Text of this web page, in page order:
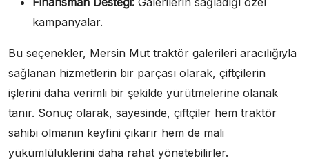
kampanyalar.
Bu seçenekler, Mersin Mut traktör galerileri aracılığıyla
sağlanan hizmetlerin bir parçası olarak, çiftçilerin
işlerini daha verimli bir şekilde yürütmelerine olanak
tanır. Sonuç olarak, sayesinde, çiftçiler hem traktör
sahibi olmanın keyfini çıkarır hem de mali
yükümlülüklerini daha rahat yönetebilirler.